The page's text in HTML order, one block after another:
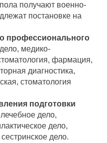
получают военно-
постановке на
профессионального
медико-
фармация,
диагностика,
стоматология
подготовки
дело,
дело,
дело.